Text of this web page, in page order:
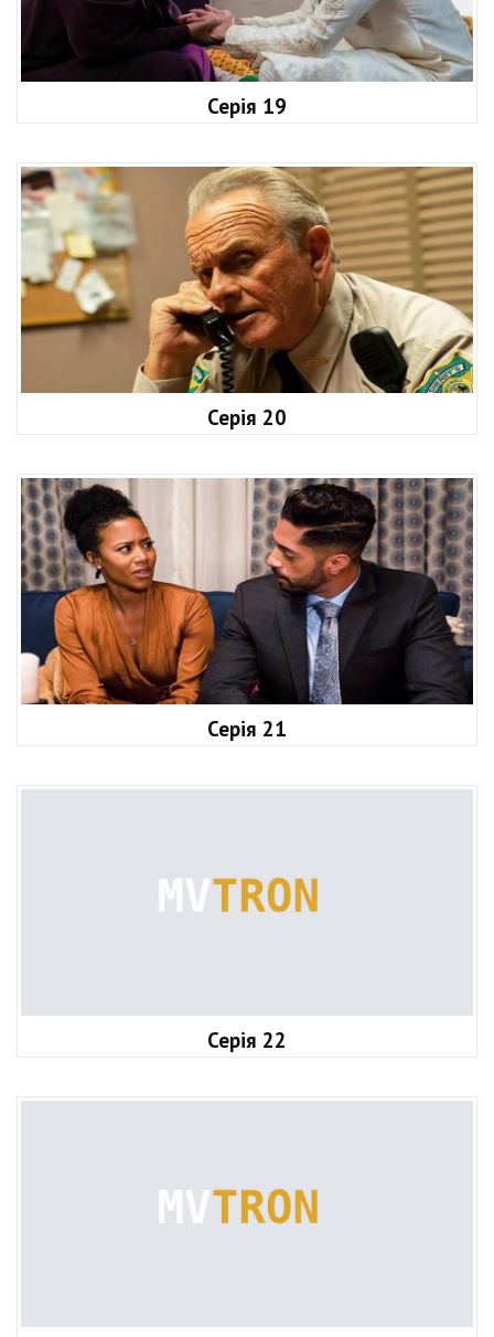
Серія 19
Серія 20
Серія 21
Серія 22